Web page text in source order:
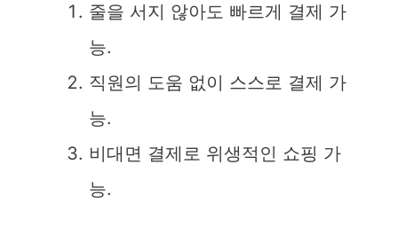
줄을 서지 않아도 빠르게 결제 가
능.
직원의 도움 없이 스스로 결제 가
능.
비대면 결제로 위생적인 쇼핑 가
능.